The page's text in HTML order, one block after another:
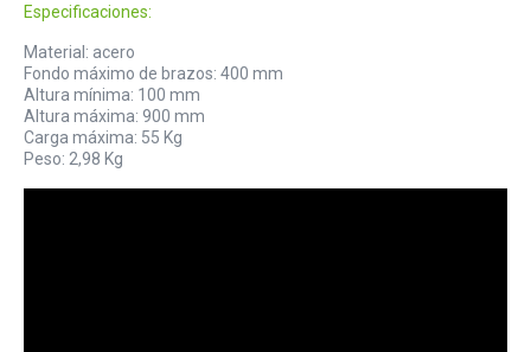
Especificaciones:
Material: acero
Fondo máximo de brazos: 400 mm
Altura mínima: 100 mm
Altura máxima: 900 mm
Carga máxima: 55 Kg
Peso: 2,98 Kg